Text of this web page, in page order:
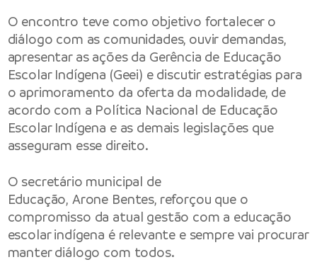
O encontro teve como objetivo fortalecer o
diálogo com as comunidades, ouvir demandas,
apresentar as ações da Gerência de Educação
Escolar Indígena (Geei) e discutir estratégias para
o aprimoramento da oferta da modalidade, de
acordo com a Política Nacional de Educação
Escolar Indígena e as demais legislações que
asseguram esse direito.
O secretário municipal de
Educação, Arone Bentes, reforçou que o
compromisso da atual gestão com a educação
escolar indígena é relevante e sempre vai procurar
manter diálogo com todos.